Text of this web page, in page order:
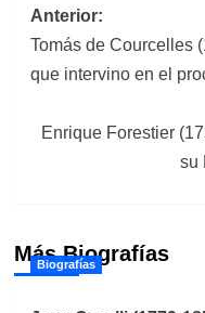
Navegación
de
entradas
Anterior:
Tomás de Courcelles
que intervino en el
Enrique Forestier
su
Más Biografías
Biografías